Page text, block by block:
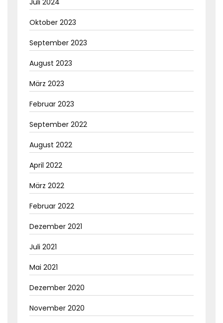
Juli 2024
Oktober 2023
September 2023
August 2023
März 2023
Februar 2023
September 2022
August 2022
April 2022
März 2022
Februar 2022
Dezember 2021
Juli 2021
Mai 2021
Dezember 2020
November 2020